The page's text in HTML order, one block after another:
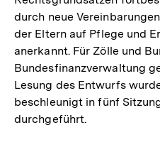
durch neue
der Eltern auf Pflege und
anerkannt. Für Zölle und
Bundesfinanzverwaltung
Lesung des Entwurfs
beschleunigt in fünf
durchgeführt.